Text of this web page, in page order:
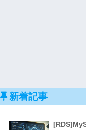
新着記事